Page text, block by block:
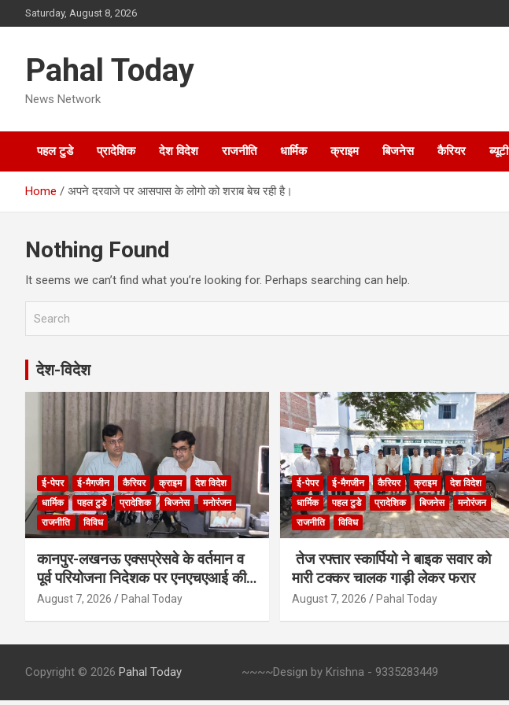
to
Saturday, August 8, 2026
Pahal Today
News Network
पहल टुडे प्रादेशिक देश विदेश राजनीति धार्मिक क्राइम बिजनेस कैरियर ब्यूटी
Home अपने दरवाजे पर आसपास के लोगो को शराब बेच रही है।
Nothing Found
It seems we can’t find what you’re looking for. Perhaps searching can help.
r
h
देश-विदेश
ई-पेपर ई-मैगजीन कैरियर क्राइम
देश विदेश
धार्मिक
पहल टुडे प्रादेशिक बिजनेस
मनोरंजन
राजनीति
विविध
कानपुर-लखनऊ एक्सप्रेसवे के वर्तमान व
पूर्व परियोजना निदेशक पर एनएचएआई की
बड़ी कार्रवाई
August 7, 2026 Pahal Today
ई-पेपर ई-मैगजीन कैरियर क्राइम
देश विदेश
धार्मिक
पहल टुडे प्रादेशिक बिजनेस
मनोरंजन
राजनीति
विविध
तेज रफ्तार स्कार्पियो ने बाइक सवार को
मारी टक्कर चालक गाड़ी लेकर फरार
August 7, 2026 Pahal Today
Copyright © 2026 Pahal Today ~~~~Design by Krishna - 9335283449